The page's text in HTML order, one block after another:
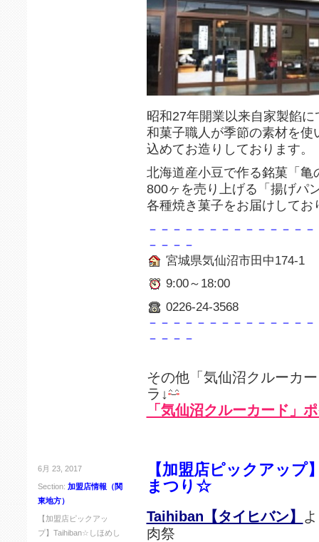
昭和27年開業以来自家製餡
和菓子職人が季節の素材を使
込めてお造りしております。
北海道産小豆で作る銘菓「
800ヶを売り上げる「揚げパ
各種焼き菓子をお届けしてお
－－－－－－－－－－－－－
－－－－
宮城県気仙沼市田中174-1
9:00～18:00
0226-24-3568
－－－－－－－－－－－－－
－－－－
その他「気仙沼クルーカ
ラ↓
「気仙沼クルーカード」
6月 23, 2017
Section: 加盟店情報（関
東地方）
【加盟店ピックアッ
プ】Taihiban☆しほめし
【加盟店ピックアッ
まつり☆
Taihiban【タイヒバン】
肉祭